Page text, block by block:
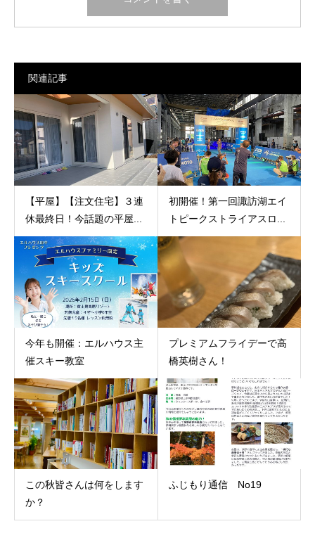
関連記事
【平屋】【注文住宅】３連
休最終日！今話題の平屋...
初開催！第一回諏訪湖エイ
トピークストライアスロ...
今年も開催：エルハウス主
催スキー教室
プレミアムフライデーで高
橋英樹さん！
この秋皆さんは何をします
か？
ふじもり通信 No19